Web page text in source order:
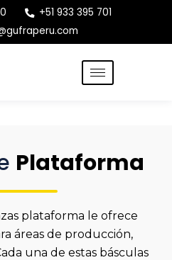
+51 933 395 701
Plataforma
plataforma le ofrece
áreas de producción,
una de estas básculas